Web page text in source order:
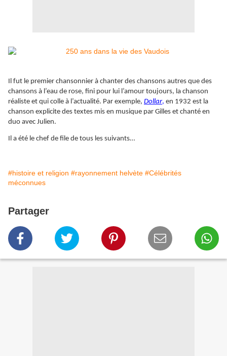
Il fut le premier chansonnier à chanter des chansons autres que des
chansons à l’eau de rose, fini pour lui l’amour toujours, la chanson
réaliste et qui colle à l’actualité. Par exemple, Dollar, en 1932 est la
chanson explicite des textes mis en musique par Gilles et chanté en
duo avec Julien.
Il a été le chef de file de tous les suivants…
#histoire et religion #rayonnement helvète #Célébrités
méconnues
Partager